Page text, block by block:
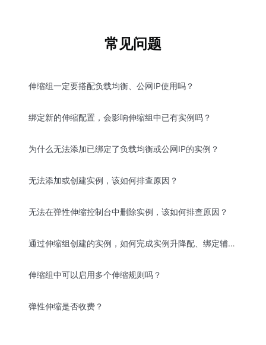
常见问题
伸缩组一定要搭配负载均衡、公网IP使用吗？
绑定新的伸缩配置，会影响伸缩组中已有实例吗？
为什么无法添加已绑定了负载均衡或公网IP的实例？
无法添加或创建实例，该如何排查原因？
无法在弹性伸缩控制台中删除实例，该如何排查原因？
通过伸缩组创建的实例，如何完成实例升降配、绑定辅助网卡、修改密码等操作？
伸缩组中可以启用多个伸缩规则吗？
弹性伸缩是否收费？